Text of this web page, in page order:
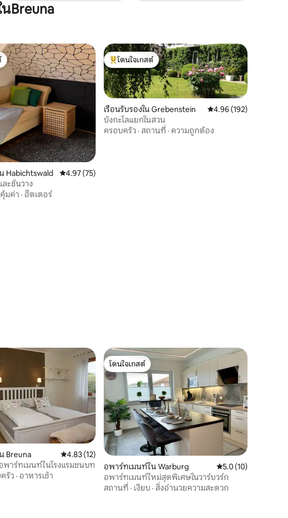
Breuna
วิว
ด
Habichtswald คะแนนเฉลี่ย 4.97 จาก 5, 75 รีวิว
4.97 (75)
ะชั้นวาง
มค่า · ฮีตเตอร์
โดนใจเกสต์ที่สุด
โดนใจเกสต์
เรือนรับรองใน Grebenstein คะแนนเฉลี่ย 4.96 จาก
4.96 (192)
บังกะโลแยกในสวน
ครอบครัว · สถานที่ · ความถูกต้อง
วิว
Breuna คะแนนเฉลี่ย 4.83 จาก 5, 12 รีวิว
4.83 (12)
าร์ทเมนท์ในโรงแรมชนบท
รัว · อาหารเช้า
โดนใจเกสต์
โดนใจเกสต์
อพาร์ทเมนท์ใน Warburg คะแนนเฉลี่ย 5.0 จาก
5.0 (10)
อพาร์ทเมนท์ใหม่สุดพิเศษในวาร์บวร์ก
สถานที่ · เงียบ · สิ่งอำนวยความสะดวก